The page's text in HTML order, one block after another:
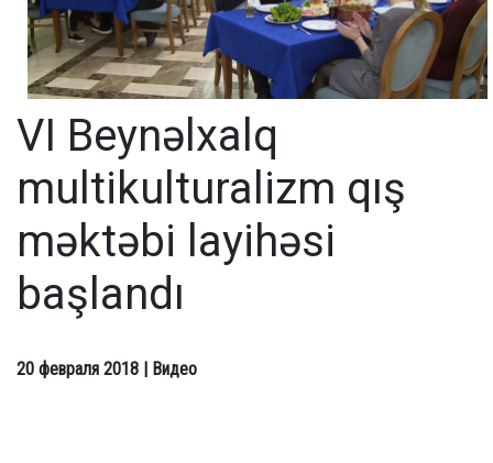
VI Beynəlxalq
multikulturalizm qış
məktəbi layihəsi
başlandı
20 февраля 2018 | Видео